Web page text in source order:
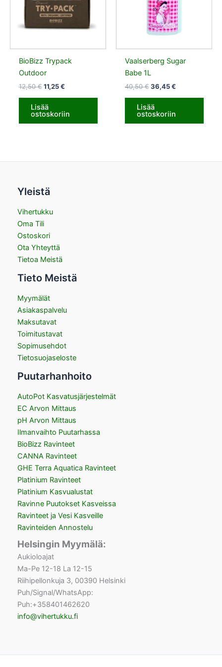
BioBizz Trypack
Outdoor
12,50€ 11,25€
Lisää
ostoskoriin
Vaalserberg Sugar
Babe 1L
40,50€ 36,45€
Lisää
ostoskoriin
Yleistä
Vihertukku
Oma Tili
Ostoskori
Ota Yhteyttä
Tietoa Meistä
Tieto Meistä
Myymälät
Asiakaspalvelu
Maksutavat
Toimitustavat
Sopimusehdot
Tietosuojaseloste
Puutarhanhoito
AutoPot Kasvatusjärjestelmät
EC Arvon Mittaus
pH Arvon Mittaus
Ilmanvaihto Puutarhassa
BioBizz Ravinteet
CANNA Ravinteet
GHE Terra Aquatica Ravinteet
Platinium Ravinteet
Platinium Kasvualustat
Ravinne Puutokset Kasveissa
Ravinteet ja Vesi Kasveille
Ravinteiden Annostelu
Helsingin Myymälä:
Aukioloajat
Ma-Pe 12-18 La 12-15
Riihipellonkuja 3, 00390 Helsinki
Puh/Signal/WhatsApp:
Puh:+358401462620
info@vihertukku.fi